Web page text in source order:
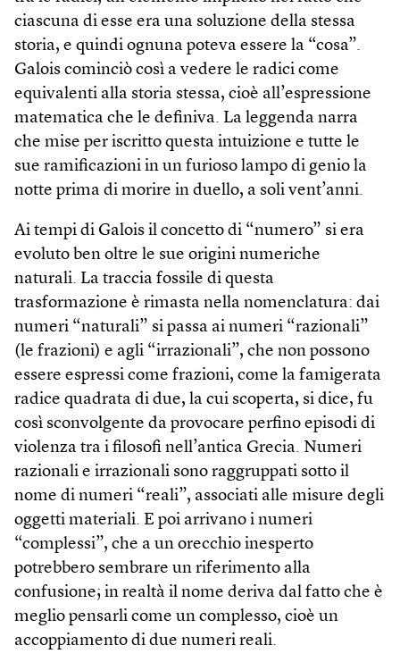
ciascuna di esse era una soluzione della stessa
storia, e quindi ognuna poteva essere la “cosa”.
Galois cominciò così a vedere le radici come
equivalenti alla storia stessa, cioè all’espressione
matematica che le definiva. La leggenda narra
che mise per iscritto questa intuizione e tutte le
sue ramificazioni in un furioso lampo di genio la
notte prima di morire in duello, a soli vent’anni.
Ai tempi di Galois il concetto di “numero” si era
evoluto ben oltre le sue origini numeriche
naturali. La traccia fossile di questa
trasformazione è rimasta nella nomenclatura: dai
numeri “naturali” si passa ai numeri “razionali”
(le frazioni) e agli “irrazionali”, che non possono
essere espressi come frazioni, come la famigerata
radice quadrata di due, la cui scoperta, si dice, fu
così sconvolgente da provocare perfino episodi di
violenza tra i filosofi nell’antica Grecia. Numeri
razionali e irrazionali sono raggruppati sotto il
nome di numeri “reali”, associati alle misure degli
oggetti materiali. E poi arrivano i numeri
“complessi”, che a un orecchio inesperto
potrebbero sembrare un riferimento alla
confusione; in realtà il nome deriva dal fatto che è
meglio pensarli come un complesso, cioè un
accoppiamento di due numeri reali.